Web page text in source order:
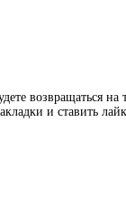
и ставить